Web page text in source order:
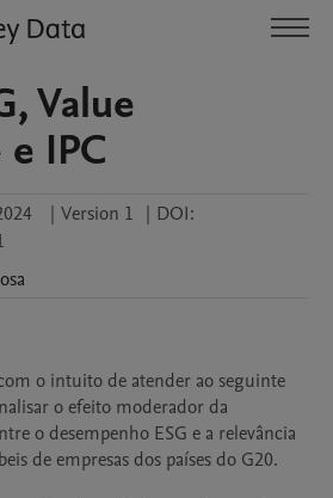
Value
IPC
| Version 1 | DOI:
o intuito de atender ao seguinte
o efeito moderador da
o desempenho ESG e a relevância
de empresas dos países do G20.